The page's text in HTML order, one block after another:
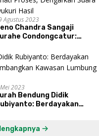
Agustus 2023
Chandra Sangaji
Condongcatur:
Dengarkan Suara
dan Syukuri
2023
Bendung Didik
Berdayakan